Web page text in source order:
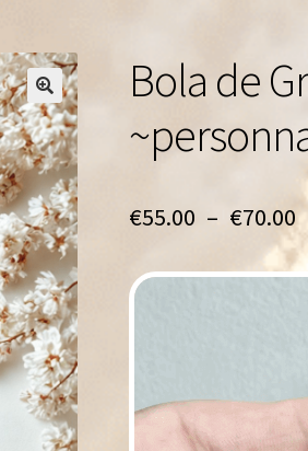
🔍
Bola de
€55.00 – €70.00